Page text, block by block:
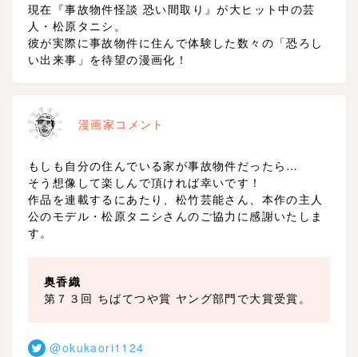
現在『事故物件怪談 恐い間取り』が大ヒット中の芸
人・松原タニシ。
彼が実際に事故物件に住んで体験した数々の「恐ろし
い出来事」を待望の漫画化！
漫画家コメント
もしも自分の住んでいる家が事故物件だったら…
そう想像して楽しんで頂ければ幸いです！
作品を連載するにあたり、松竹芸能さん、本作の主人
公のモデル・松原タニシさんのご協力に感謝いたしま
す。
奥香織
第７３回 ちばてつや賞 ヤング部門で大賞受賞。
@okukaori1124